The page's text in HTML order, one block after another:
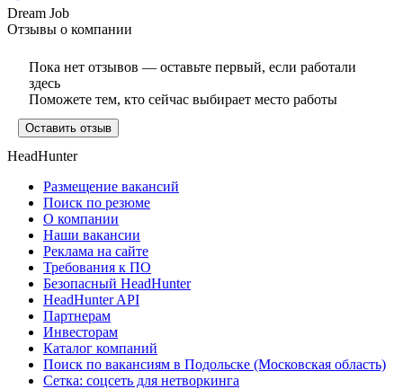
Dream Job
Отзывы о компании
Пока нет отзывов — оставьте первый, если работали
здесь
Поможете тем, кто сейчас выбирает место работы
Оставить отзыв
HeadHunter
Размещение вакансий
Поиск по резюме
О компании
Наши вакансии
Реклама на сайте
Требования к ПО
Безопасный HeadHunter
HeadHunter API
Партнерам
Инвесторам
Каталог компаний
Поиск по вакансиям в Подольске (Московская область)
Сетка: соцсеть для нетворкинга